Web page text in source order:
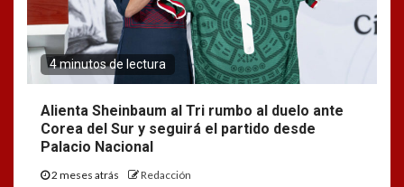
4 minutos de lectura
Alienta Sheinbaum al Tri rumbo al duelo ante
Corea del Sur y seguirá el partido desde
Palacio Nacional
2 meses atrás Redacción